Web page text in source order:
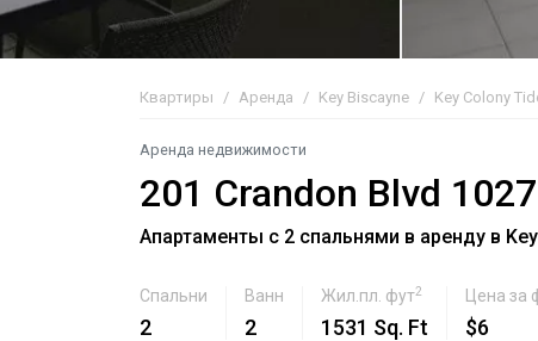
Квартиры Аренда Key Biscayne Key Colony
Аренда недвижимости
201 Crandon Blvd 1027
Апартаменты с 2 спальнями в аренду в
Спальни
2
Ванн
2
Жил.пл. фут2
1531 Sq. Ft
Цена за
$6